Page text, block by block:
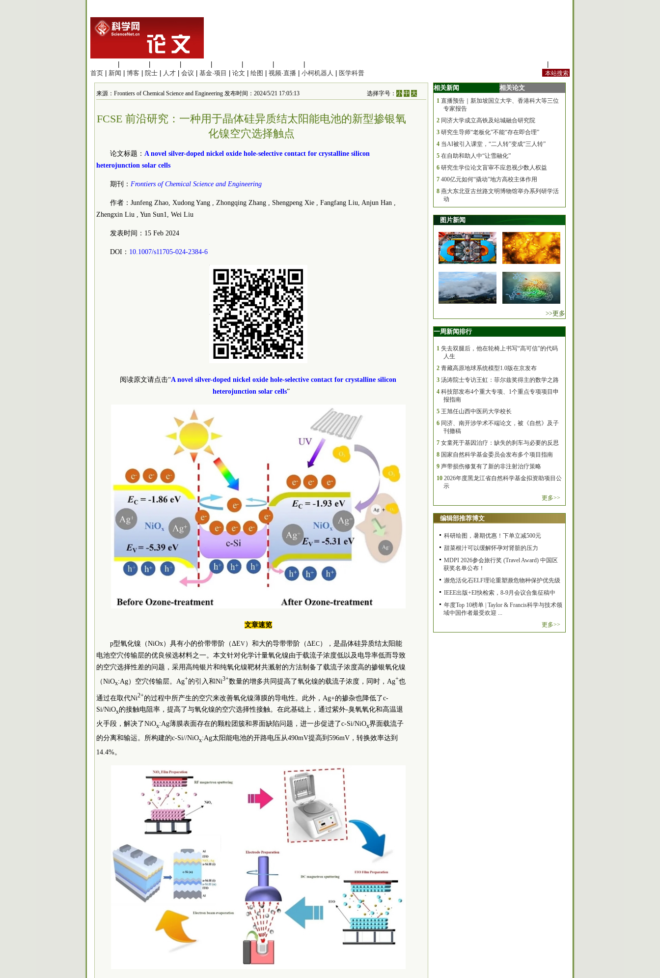
首页
新闻 博客 院士 人才 会议 基金·项目 论文 绘图 视频·直播 小柯机器人 医学科普
来源：Frontiers of Chemical Science and Engineering 发布时间：2024/5/21 17:05:13 选择字号：小 中 大
FCSE 前沿研究：一种用于晶体硅异质结太阳能电池的新型掺银氧
化镍空穴选择触点
论文标题： A novel silver-doped nickel oxide hole-selective contact for crystalline silicon
heterojunction solar cells
期刊： Frontiers of Chemical Science and Engineering
作者：Junfeng Zhao, Xudong Yang , Zhongqing Zhang , Shengpeng Xie , Fangfang Liu, Anjun Han ,
Zhengxin Liu , Yun Sun1, Wei Liu
发表时间：15 Feb 2024
DOI： 10.1007/s11705-024-2384-6
阅读原文请点击“A novel silver-doped nickel oxide hole-selective contact for crystalline silicon
heterojunction solar cells”
文章速览
p型氧化镍（NiOx）具有小的价带带阶（ΔEV）和大的导带带阶（ΔEC），是晶体硅异质结太阳能
电池空穴传输层的优良候选材料之一。本文针对化学计量氧化镍由于载流子浓度低以及电导率低而导致
的空穴选择性差的问题，采用高纯银片和纯氧化镍靶材共溅射的方法制备了载流子浓度高的掺银氧化镍
（NiOx:Ag）空穴传输层。Ag+的引入和Ni3+数量的增多共同提高了氧化镍的载流子浓度，同时，Ag+也
通过在取代Ni2+的过程中所产生的空穴来改善氧化镍薄膜的导电性。此外，Ag+的掺杂也降低了c-
Si/NiOx的接触电阻率，提高了与氧化镍的空穴选择性接触。在此基础上，通过紫外-臭氧氧化和高温退
火手段，解决了NiOx:Ag薄膜表面存在的颗粒团簇和界面缺陷问题，进一步促进了c-Si/NiOx界面载流子
的分离和输运。所构建的c-Si//NiOx:Ag太阳能电池的开路电压从490mV提高到596mV，转换效率达到
14.4%。
相关新闻 相关论文
1 直播预告｜新加坡国立大学、香港科大等三位
专家报告
2 同济大学成立高铁及站城融合研究院
3 研究生导师“老板化”不能“存在即合理”
4 当AI被引入课堂，“二人转”变成“三人转”
5 在自助和助人中“让雪融化”
6 研究生学位论文盲审不应忽视少数人权益
7 400亿元如何“撬动”地方高校主体作用
8 燕大东北亚古丝路文明博物馆举办系列研学活
动
图片新闻
>>更多
一周新闻排行
1 失去双腿后，他在轮椅上书写“高可信”的代码
人生
2 青藏高原地球系统模型1.0版在京发布
3 汤涛院士专访王虹：菲尔兹奖得主的数学之路
4 科技部发布4个重大专项、1个重点专项项目申
报指南
5 王旭任山西中医药大学校长
6 同济、南开涉学术不端论文，被《自然》及子
刊撤稿
7 女童死于基因治疗：缺失的刹车与必要的反思
8 国家自然科学基金委员会发布多个项目指南
9 声带损伤修复有了新的非注射治疗策略
10 2026年度黑龙江省自然科学基金拟资助项目公
示
更多>>
编辑部推荐博文
科研绘图，暑期优惠！下单立减500元
甜菜根汁可以缓解怀孕对肾脏的压力
MDPI 2026参会旅行奖 (Travel Award) 中国区
获奖名单公布！
濒危活化石ELF理论重塑濒危物种保护优先级
IEEE出版+EI快检索，8-9月会议合集征稿中
年度Top 10榜单 | Taylor & Francis科学与技术领
域中国作者最受欢迎 ...
更多>>